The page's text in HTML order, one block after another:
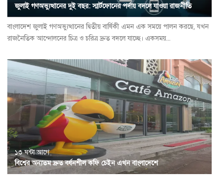
জুলাই গণঅভ্যুত্থানের দুই বছর: স্মার্টফোনের পর্দায় বদলে যাওয়া রাজনীতি
বাংলাদেশ জুলাই গণঅভ্যুত্থানের দ্বিতীয় বার্ষিকী এমন এক সময়ে পালন করছে, যখন
রাজনৈতিক আন্দোলনের চিত্র ও চরিত্র দ্রুত বদলে যাচ্ছে। একসময়...
১৩ ঘন্টা আগে
বিশ্বের অন্যতম দ্রুত বর্ধনশীল কফি চেইন এখন বাংলাদেশে